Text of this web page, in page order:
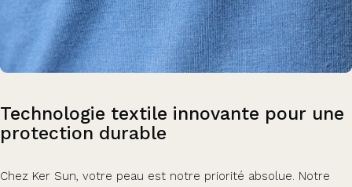
Technologie textile innovante pour une
protection durable
Chez Ker Sun, votre peau est notre priorité absolue. Notre